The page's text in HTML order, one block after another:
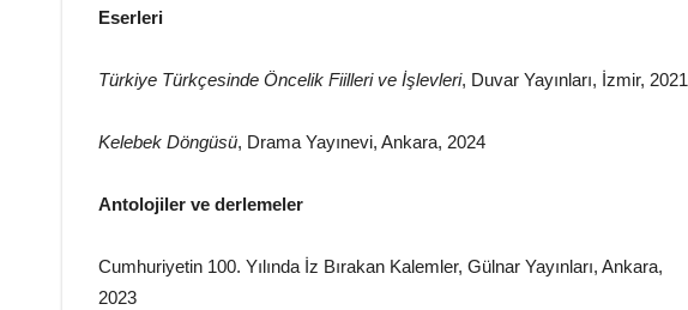
Eserleri
Türkiye Türkçesinde Öncelik Fiilleri ve İşlevleri, Duvar Yayınları, İzmir, 2021
Kelebek Döngüsü, Drama Yayınevi, Ankara, 2024
Antolojiler ve derlemeler
Cumhuriyetin 100. Yılında İz Bırakan Kalemler, Gülnar Yayınları, Ankara,
2023